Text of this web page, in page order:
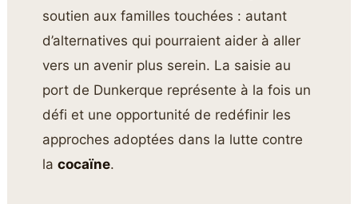
soutien aux familles touchées : autant
d’alternatives qui pourraient aider à aller
vers un avenir plus serein. La saisie au
port de Dunkerque représente à la fois un
défi et une opportunité de redéfinir les
approches adoptées dans la lutte contre
lacocaïne.